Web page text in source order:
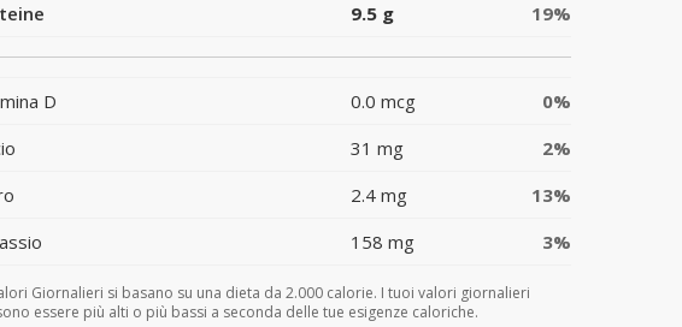
9.5 g 19%
D 0.0 mcg
0%
31 mg
2%
2.4 mg
13%
158 mg 3%
Giornalieri si basano su una dieta da 2.000 calorie. I tuoi valori giornalieri
essere più alti o più bassi a seconda delle tue esigenze caloriche.